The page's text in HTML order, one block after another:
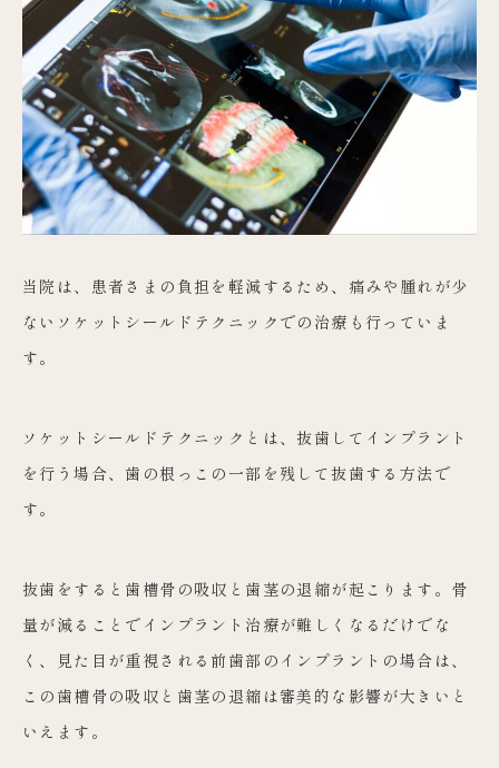
当院は、患者さまの負担を軽減するため、痛みや腫れが少
ないソケットシールドテクニックでの治療も行っていま
す。
ソケットシールドテクニックとは、抜歯してインプラント
を行う場合、歯の根っこの一部を残して抜歯する方法で
す。
抜歯をすると歯槽骨の吸収と歯茎の退縮が起こります。骨
量が減ることでインプラント治療が難しくなるだけでな
く、見た目が重視される前歯部のインプラントの場合は、
この歯槽骨の吸収と歯茎の退縮は審美的な影響が大きいと
いえます。